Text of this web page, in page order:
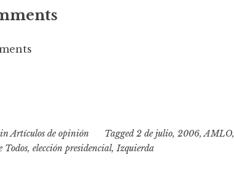
Artículos de opinión Tagged 2 de julio, 2006, AMLO,
Todos, elección presidencial, Izquierda